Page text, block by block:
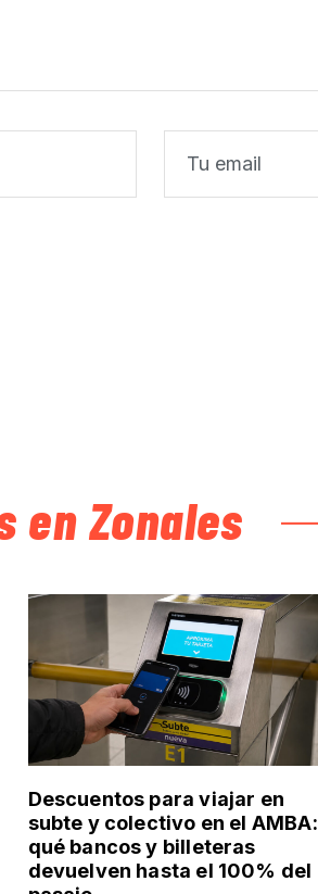
en Zonales
Descuentos para viajar en
subte y colectivo en el AMBA:
qué bancos y billeteras
devuelven hasta el 100% del